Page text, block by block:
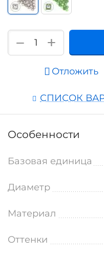
+
−
Отложить
СПИСОК
Особенности
Базовая единица
Диаметр
Материал
Оттенки